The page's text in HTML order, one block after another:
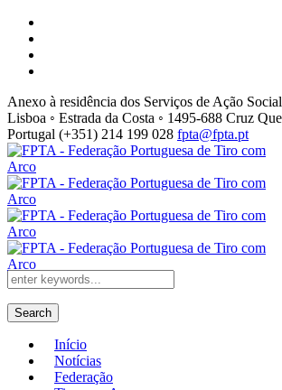
Anexo à residência dos Serviços de Ação
Lisboa ◦ Estrada da Costa ◦ 1495-688 Cruz
Portugal (+351) 214 199 028 fpta@fpta.pt
Search
Início
Notícias
Federação